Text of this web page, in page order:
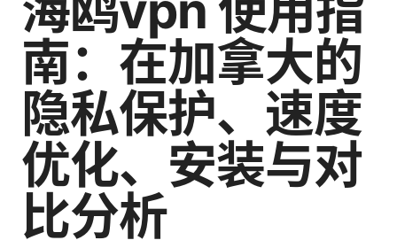
南：在加拿大的
隐私保护、速度
优化、安装与对
比分析